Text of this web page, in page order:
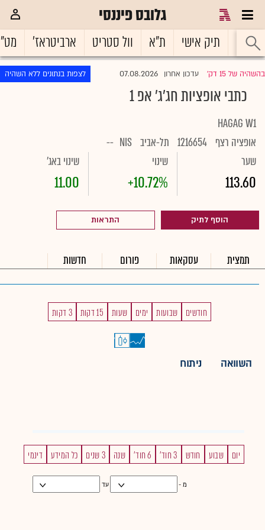
גלובס פיננסי
ראשי תיק אישי ת"א וול סטריט ארביטראז'
בהשהיה של 15 דק' עדכון אחרון 07.08.2026 לצפות בנתונים ללא השהיה
כתבי אופציות חג'ג' אפ 1
HAGAG W1
אופציה רצף 1216654 תל-אביב NIS
--
שער
113.60
שינוי
+10.72%
שינוי באג'
11.00
הוסף לתיק התראות
תמצית עסקאות פורום חדשות
חודשים שבועות ימים שעות 15 דקות 3 דקות
השוואה ניתוח
יום שבוע חודש 3 חוד' 6 חוד' שנה 3 שנים כל המידע דינמי
מ - עד